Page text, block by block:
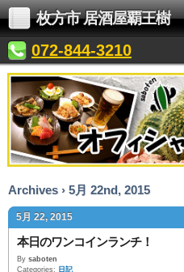
枚方市 居酒屋覇王樹
072-844-3210
Archives › 5月 22nd, 2015
5月 22, 2015
本日のワンコインランチ！
By saboten
Categories: 日記